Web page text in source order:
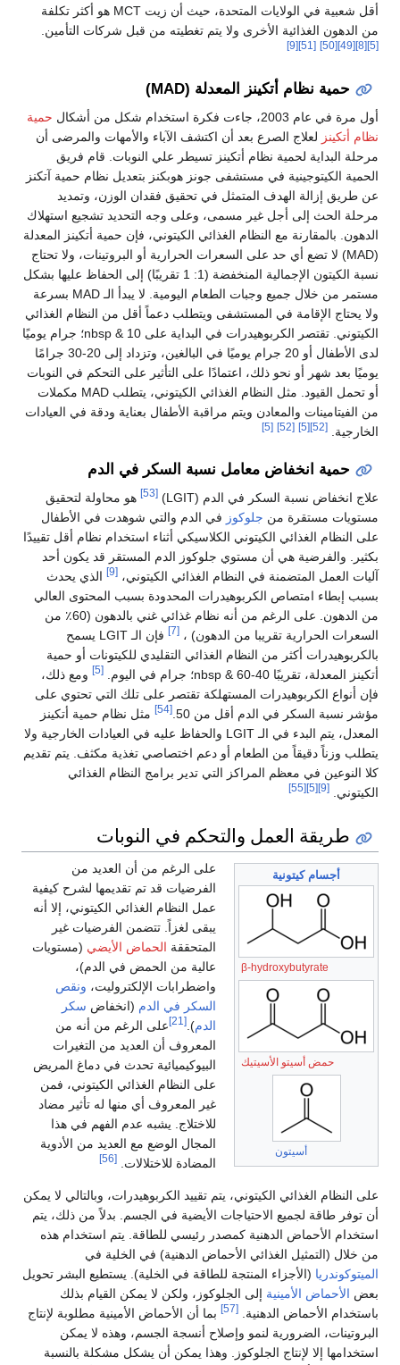
أقل شعبية في الولايات المتحدة، حيث أن زيت MCT هو أكثر تكلفة
من الدهون الغذائية الأخرى ولا يتم تغطيته من قبل شركات التأمين.
[5]
[8]
[49]
[50]
[51]
[9]
حمية نظام أتكينز المعدلة (MAD)
أول مرة في عام 2003، جاءت فكرة استخدام شكل من أشكال
حمية
نظام أتكينز لعلاج الصرع بعد أن اكتشف الآباء والأمهات والمرضى أن
مرحلة البداية لحمية نظام أتكينز تسيطر علي النوبات. قام فريق
الحمية الكيتوجينية في مستشفى جونز هوبكنز بتعديل نظام حمية آتكنز
عن طريق إزالة الهدف المتمثل في تحقيق فقدان الوزن، وتمديد
مرحلة الحث إلى أجل غير مسمى، وعلى وجه التحديد تشجيع استهلاك
الدهون. بالمقارنة مع النظام الغذائي الكيتوني، فإن حمية أتكينز المعدلة
(MAD) لا تضع أي حد على السعرات الحرارية أو البروتينات، ولا تحتاج
نسبة الكيتون الإجمالية المنخفضة (1: 1 تقريبًا) إلى الحفاظ عليها بشكل
مستمر من خلال جميع وجبات الطعام اليومية. لا يبدأ الـ MAD بسرعة
ولا يحتاج الإقامة في المستشفى ويتطلب دعماً أقل من النظام الغذائي
الكيتوني. تقتصر الكربوهيدرات في البداية على 10 & nbsp؛ جرام يوميًا
لدى الأطفال أو 20 جرام يوميًا في البالغين، وتزداد إلى 20-30 جرامًا
يوميًا بعد شهر أو نحو ذلك، اعتمادًا على التأثير على التحكم في النوبات
أو تحمل القيود. مثل النظام الغذائي الكيتوني، يتطلب MAD مكملات
من الفيتامينات والمعادن ويتم مراقبة الأطفال بعناية ودقة في العيادات
الخارجية.
[52]
[5]
[52]
[5]
حمية انخفاض معامل نسبة السكر في الدم
علاج انخفاض نسبة السكر في الدم (LGIT) [53]
هو محاولة لتحقيق
مستويات مستقرة من جلوكوز في الدم والتي شوهدت في الأطفال
على النظام الغذائي الكيتوني الكلاسيكي أثناء استخدام نظام أقل تقييدًا
بكثير. والفرضية هي أن مستوي جلوكوز الدم المستقر قد يكون أحد
آليات العمل المتضمنة في النظام الغذائي الكيتوني، [9]
الذي يحدث
بسبب إبطاء امتصاص الكربوهيدرات المحدودة بسبب المحتوى العالي
من الدهون. على الرغم من أنه نظام غذائي غني بالدهون (60٪ من
السعرات الحرارية تقريبا من الدهون) ، [7]
فإن الـ LGIT يسمح
بالكربوهيدرات أكثر من النظام الغذائي التقليدي للكيتونات أو حمية
أتكينز المعدلة، تقريبًا 40-60 & nbsp؛ جرام في اليوم.
[5]
ومع ذلك،
فإن أنواع الكربوهيدرات المستهلكة تقتصر على تلك التي تحتوي على
مؤشر نسبة السكر في الدم أقل من 50.
[54]
مثل نظام حمية أتكينز
المعدل، يتم البدء في الـ LGIT والحفاظ عليه في العيادات الخارجية ولا
يتطلب وزناً دقيقاً من الطعام أو دعم اختصاصي تغذية مكثف. يتم تقديم
كلا النوعين في معظم المراكز التي تدير برامج النظام الغذائي
الكيتوني. [9]
[5]
[55]
طريقة العمل والتحكم في النوبات
أجسام كيتونية
β-hydroxybutyrate
حمض أسيتو الأسيتيك
أسيتون
على الرغم من أن العديد من
الفرضيات قد تم تقديمها لشرح كيفية
عمل النظام الغذائي الكيتوني، إلا أنه
يبقى لغزاً. تتضمن الفرضيات غير
المتحققة الحماض الأيضي (مستويات
عالية من الحمض في الدم)،
واضطرابات الإلكتروليت، ونقص
السكر في الدم (انخفاض سكر
الدم).
[21]
على الرغم من أنه من
المعروف أن العديد من التغيرات
البيوكيميائية تحدث في دماغ المريض
على النظام الغذائي الكيتوني، فمن
غير المعروف أي منها له تأثير مضاد
للاختلاج. يشبه عدم الفهم في هذا
المجال الوضع مع العديد من الأدوية
المضادة للاختلالات.
[56]
على النظام الغذائي الكيتوني، يتم تقييد الكربوهيدرات، وبالتالي لا يمكن
أن توفر طاقة لجميع الاحتياجات الأيضية في الجسم. بدلاً من ذلك، يتم
استخدام الأحماض الدهنية كمصدر رئيسي للطاقة. يتم استخدام هذه
من خلال (التمثيل الغذائي الأحماض الدهنية) في الخلية في
الميتوكوندريا (الأجزاء المنتجة للطاقة في الخلية). يستطيع البشر تحويل
بعض الأحماض الأمينية إلى الجلوكوز، ولكن لا يمكن القيام بذلك
باستخدام الأحماض الدهنية.
[57]
بما أن الأحماض الأمينية مطلوبة لإنتاج
البروتينات، الضرورية لنمو وإصلاح أنسجة الجسم، وهذه لا يمكن
استخدامها إلا لإنتاج الجلوكوز. وهذا يمكن أن يشكل مشكلة بالنسبة